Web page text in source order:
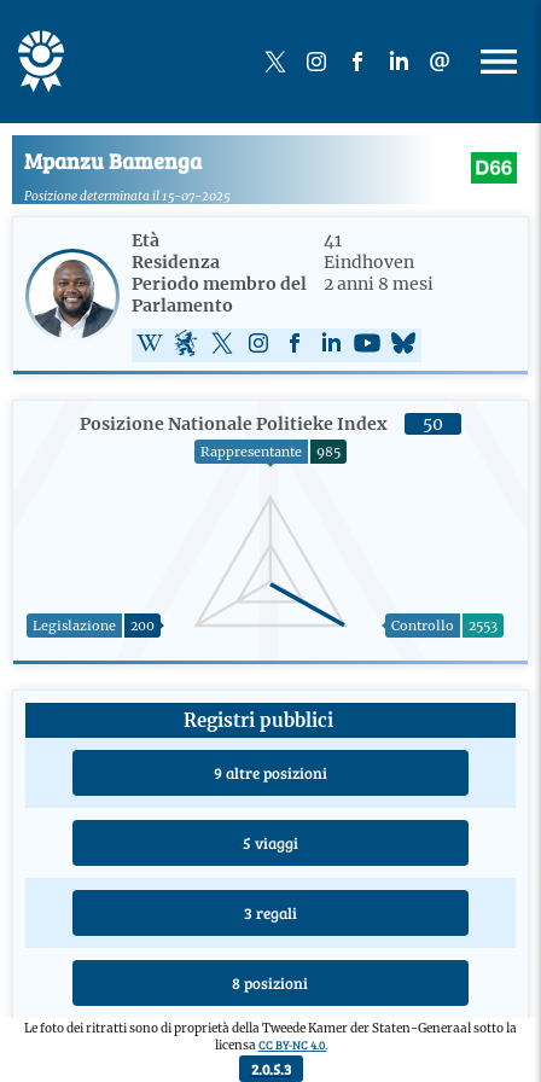
Mpanzu Bamenga
Posizione determinata il 15-07-2025
Età
41
Residenza
Eindhoven
Periodo membro del
Parlamento
2 anni 8 mesi
Posizione Nationale Politieke Index 50
Legislazione 200
Rappresentante 985
Controllo 2553
Registri pubblici
9 altre posizioni
5 viaggi
3 regali
8 posizioni
4 educazioni
Le foto dei ritratti sono di proprietà della Tweede Kamer der Staten-Generaal sotto la
licensaCC BY-NC 4.0.
2.0.5.3